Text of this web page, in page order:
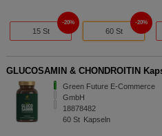
15 St
20%
60 St
20%
GLUCOSAMIN & CHONDROITIN
Green Future E-Commerce
GmbH
18878482
60 St Kapseln